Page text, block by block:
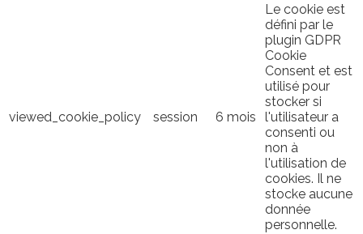
viewed_cookie_policy session 6 mois
Le cookie est
défini par le
plugin GDPR
Cookie
Consent et est
utilisé pour
stocker si
l'utilisateur a
consenti ou
non à
l'utilisation de
cookies. Il ne
stocke aucune
donnée
personnelle.